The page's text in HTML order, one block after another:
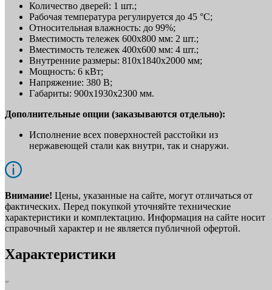
Количество дверей: 1 шт.;
Рабочая температура регулируется до 45 °C;
Относительная влажность: до 99%;
Вместимость тележек 600х800 мм: 2 шт.;
Вместимость тележек 400х600 мм: 4 шт.;
Внутренние размеры: 810х1840х2000 мм;
Мощность: 6 кВт;
Напряжение: 380 В;
Габариты: 900х1930х2300 мм.
Дополнительные опции (заказываются отдельно):
Исполнение всех поверхностей расстойки из
нержавеющей стали как внутри, так и снаружи.
Внимание! Цены, указанные на сайте, могут отличаться от
фактических. Перед покупкой уточняйте технические
характеристики и комплектацию. Информация на сайте носит
справочный характер и не является публичной офертой.
Характеристики